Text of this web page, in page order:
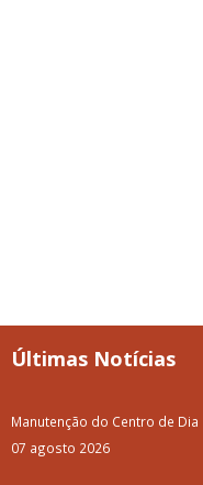
Últimas Notícias
Manutenção do Centro de Dia
07 agosto 2026